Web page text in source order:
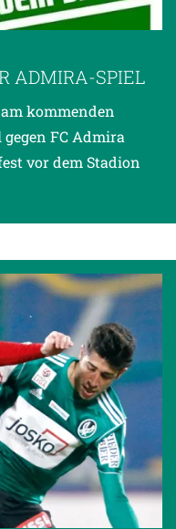
ADMIRA-SPIEL
kommenden
gegen FC Admira
vor dem Stadion